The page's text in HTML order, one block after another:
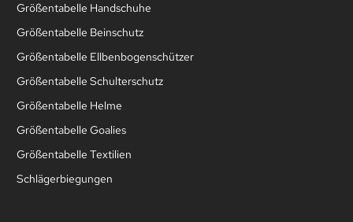
Größentabelle Handschuhe
Größentabelle Beinschutz
Größentabelle Ellbenbogenschützer
Größentabelle Schulterschutz
Größentabelle Helme
Größentabelle Goalies
Größentabelle Textilien
Schlägerbiegungen